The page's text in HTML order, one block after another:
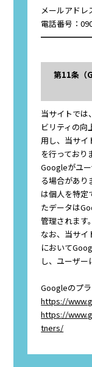
メールアド
電話番号：
第11条（
当サイトでは
ビリティの
用し、当サイ
を行っており
Googleがユ
る場合があり
は個人を特定
たデータは
管理されます。
なお、当サイ
において
し、ユーザー
Googleのプ
https://
https://
tners/